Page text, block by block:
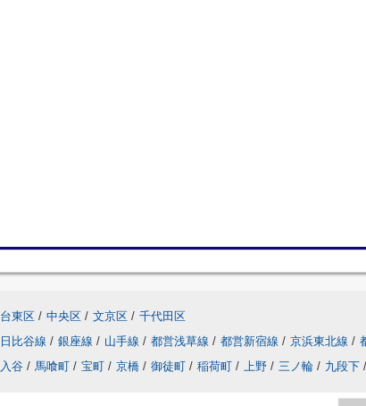
台東区 / 中央区 / 文京区 / 千代田区
日比谷線 / 銀座線 / 山手線 / 都営浅草線 / 都営新宿線 / 京浜東北線 /
入谷 / 馬喰町 / 宝町 / 京橋 / 御徒町 / 稲荷町 / 上野 / 三ノ輪 / 九段下 /